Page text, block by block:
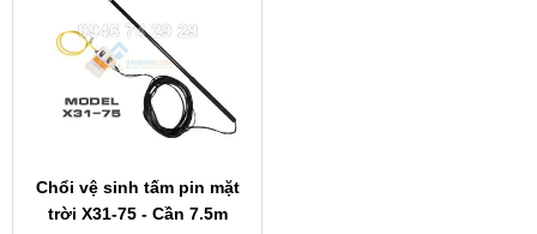
Chổi vệ sinh tấm pin mặt
trời X31-75 - Cần 7.5m